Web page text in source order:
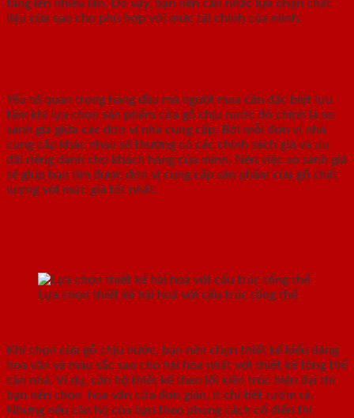
tăng lên nhiều lần. Do vậy, bạn nên cân nhắc lựa chọn chất
liệu cửa sao cho phù hợp với mức tài chính của mình.
Yếu tố quan trọng hàng đầu mà người mua cần đặc biệt lưu
tâm khi lựa chọn sản phẩm cửa gỗ chịu nước đó chính là so
sánh giá giữa các đơn vị nhà cung cấp. Bởi mỗi đơn vị nhà
cung cấp khác nhau sẽ thường có các chính sách giá và ưu
đãi riêng dành cho khách hàng của mình. Nên việc so sánh giá
sẽ giúp bạn tìm được đơn vị cung cấp sản phẩm cửa gỗ chất
lượng với mức giá tốt nhất.
Lựa chọn thiết kế hài hoà với cấu trúc tổng thể
Khi chọn cửa gỗ chịu nước, bạn nên chọn thiết kế kiểu dáng
hoa văn và màu sắc sao cho hài hòa nhất với thiết kế tổng thể
căn nhà. Ví dụ, căn hộ thiết kế theo lối kiến trúc hiện đại thì
bạn nên chọn hoa văn cửa đơn giản, ít chi tiết rườm rà.
Nhưng nếu căn hộ của bạn theo phong cách cổ điển thì